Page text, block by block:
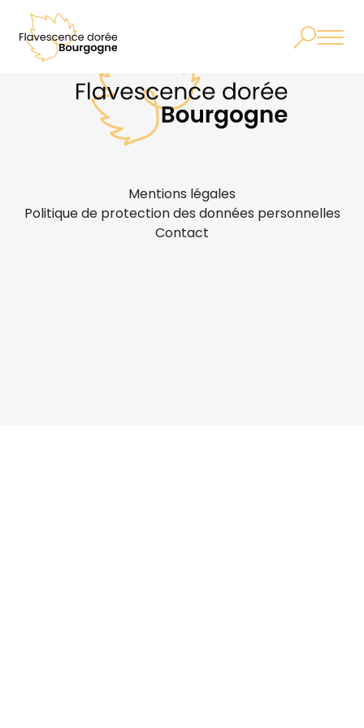
Mentions légales
Politique de protection des données personnelles
Contact